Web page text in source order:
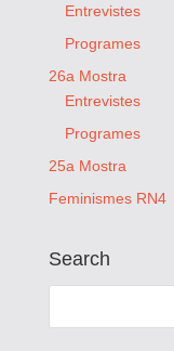
Entrevistes
Programes
26a Mostra
Entrevistes
Programes
25a Mostra
Feminismes RN4
Search